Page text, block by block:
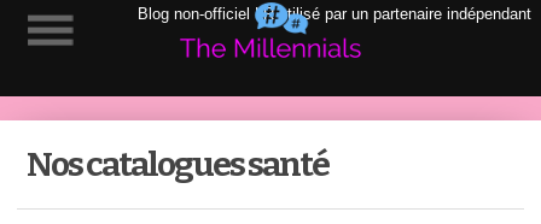
Blog non-officiel LR utilisé par un partenaire indépendant
Nos catalogues santé